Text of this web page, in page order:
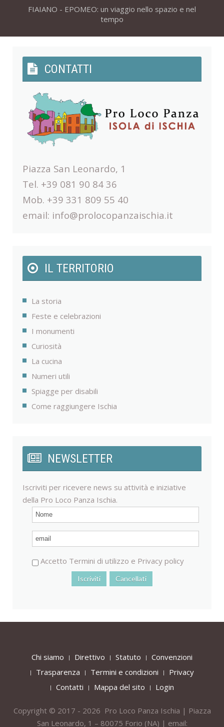
FIAIANO - EPOMEO: un viaggio nello spazio e nel
tempo
CONTATTI
Piazza San Leonardo, 1
Tel. +39 081 90 84 36
Mob. +39 331 809 55 40
email: info@prolocopanzaischia.it
IL TERRITORIO
La storia
Feste e celebrazioni
I monumenti
Curiosità
La cucina
Numeri utili
Spiagge per disabili
Come raggiungere Ischia
NEWSLETTER
Iscriviti per ricevere news su attività e iniziative
della Pro Loco Panza Ischia.
Accetto Termini di utilizzo e Privacy policy
Chi siamo Direttivo Statuto
Convenzioni
Trasparenza
Termini e condizioni
Privacy
Contatti
Mappa del sito Login
Copyright © 2017 - 2026 Pro Loco Panza Ischia | Piazza
San Leonardo, 1 – 80075 Forio (NA) | email: